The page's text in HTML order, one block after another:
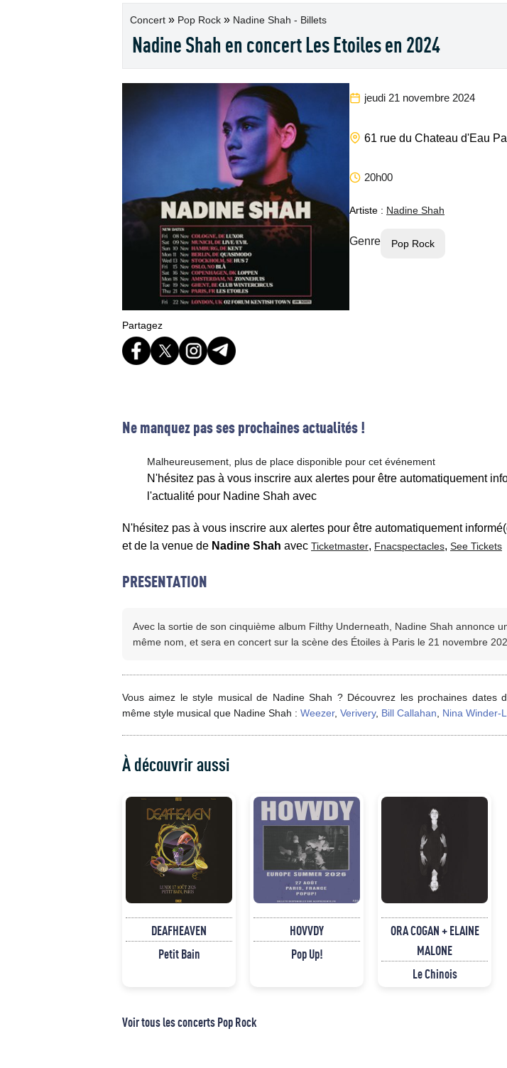
Concert » Pop Rock » Nadine Shah - Billets
Nadine Shah en concert Les Etoiles en 2024
jeudi 21 novembre 2024
61 rue du Chateau d'Eau
20h00
Artiste : Nadine Shah
Genre Pop Rock
Partagez
Ne manquez pas ses prochaines actualités !
Malheureusement, plus de place disponible pour cet événement
N'hésitez pas à vous inscrire aux alertes pour être automatiquement
l'actualité pour Nadine Shah avec
N'hésitez pas à vous inscrire aux alertes pour être automatiquement
et de la venue de Nadine Shah avec Ticketmaster, Fnacspectacles, See Tickets
PRESENTATION
Avec la sortie de son cinquième album Filthy Underneath, Nadine Shah annonce
même nom, et sera en concert sur la scène des Étoiles à Paris le 21 novembre
Vous aimez le style musical de Nadine Shah ? Découvrez les prochaines dates
même style musical que Nadine Shah : Weezer, Verivery, Bill Callahan Nina Winder-
À découvrir aussi
DEAFHEAVEN
Petit Bain
HOVVDY
Pop Up!
ORA COGAN + ELAINE
MALONE
Le Chinois
Voir tous les concerts Pop Rock